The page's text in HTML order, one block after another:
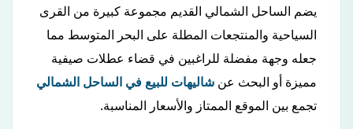
يضم الساحل الشمالي القديم مجموعة كبيرة من القرى
السياحية والمنتجعات المطلة على البحر المتوسط مما
جعله وجهة مفضلة للراغبين في قضاء عطلات صيفية
مميزة أو البحث عن شاليهات للبيع في الساحل الشمالي
تجمع بين الموقع الممتاز والأسعار المناسبة.